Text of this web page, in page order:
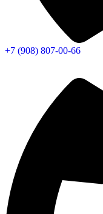
+7 (908) 807-00-66